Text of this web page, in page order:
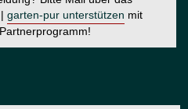
garten-pur unterstützen mit